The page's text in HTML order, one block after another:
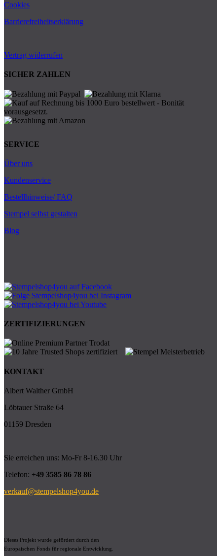
Cookies
Barrierefreiheitserklärung
Vertrag widerrufen
SICHER ZAHLEN
SERVICE
Über uns
Kundenservice
Bestellhinweise/ FAQ
Stempel selbst gestalten
Blog
ZERTIFIZIERUNGEN
KONTAKT
Albert Walther GmbH
Löbtauer Straße 64
01159 Dresden
Sie erreichen uns: Mo-Fr 8-16.30 Uhr
Telefon: +49 3585 86 78 86
verkauf@stempelshop4you.de
Dieses Projekt wurde gefördert durch den
Europäischen Fonds für regionale Entwicklung.